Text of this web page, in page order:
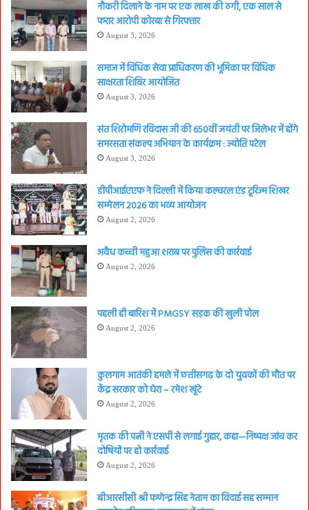
नौकरी दिलाने के नाम पर एक लाख की ठगी, एक साल से
फरार आरोपी कोरबा से गिरफ्तार
August 3, 2026
समाज में विधिक सेवा प्राधिकरण की भूमिका पर विधिक
साक्षरता शिविर आयोजित
August 3, 2026
संत शिरोमणि रविदास जी की 650वीं जयंती पर जिलेभर में होंगे
समरसता संकल्प अभियान के कार्यक्रम : ज्योति पटेल
August 3, 2026
डीपीआईएएफ ने दिल्ली में किया कल्चरल एंड टूरिज्म शिखर
सम्मेलन 2026 का भव्य आयोजन
August 2, 2026
अवैध कच्ची महुआ शराब पर पुलिस की कार्रवाई
August 2, 2026
पहली ही बारिश में PMGSY सड़क की खुली पोल
August 2, 2026
कुलगाम आतंकी हमले में छत्तीसगढ़ के दो युवकों की मौत पर
केंद्र सरकार को घेरा – रमेश खूंटे
August 2, 2026
मृतक की पत्नी ने एसपी से लगाई गुहार, कहा—निष्पक्ष जांच कर
दोषियों पर हो कार्रवाई
August 2, 2026
बीआरसीसी श्री फणेन्द्र सिंह नेताम का विदाई सह सम्मान